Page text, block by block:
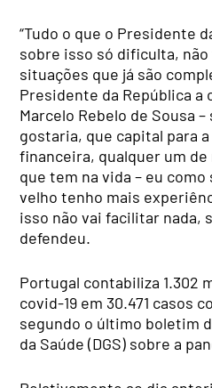
“Tudo o que o Presidente
sobre isso só dificulta,
situações que já são
Presidente da República a
Marcelo Rebelo de Sousa
gostaria, que capital para a
financeira, qualquer um
que tem na vida – eu
velho tenho mais
isso não vai facilitar nada,
defendeu.
Portugal contabiliza 1.302
covid-19 em 30.471 casos
segundo o último boletim
da Saúde (DGS) sobre a